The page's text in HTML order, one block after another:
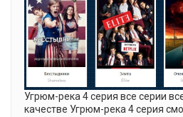
Угрюм-река 4 серия все серии
качестве Угрюм-река 4 серия